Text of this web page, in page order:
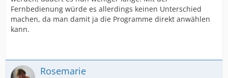
Fernbedienung würde es allerdings keinen Unterschied
machen, da man damit ja die Programme direkt anwählen
kann.
Rosemarie